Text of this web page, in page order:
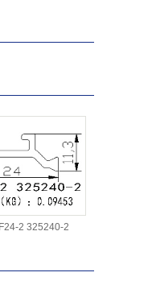
2 325240-2